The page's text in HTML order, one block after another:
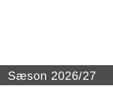
Sæson 2026/27